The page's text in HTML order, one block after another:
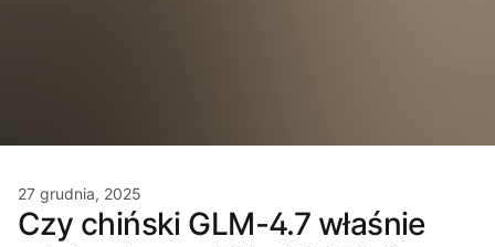
27 grudnia, 2025
Czy chiński GLM-4.7 właśnie